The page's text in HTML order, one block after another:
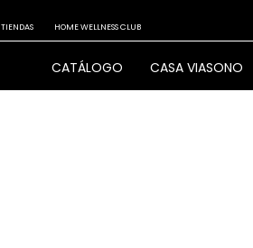
CATÁLOGO CASA VIASONO
TIENDAS HOME WELLNESS CLUB